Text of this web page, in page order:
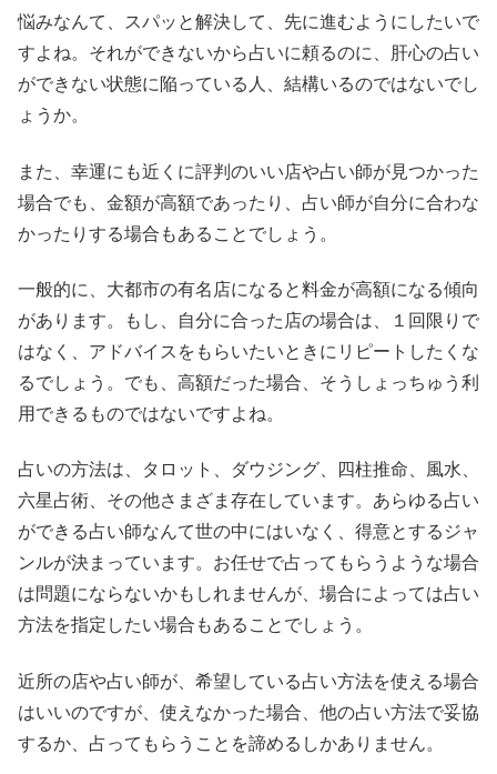
悩みなんて、スパッと解決して、先に進むようにしたいで
すよね。それができないから占いに頼るのに、肝心の占い
ができない状態に陥っている人、結構いるのではないでし
ょうか。
また、幸運にも近くに評判のいい店や占い師が見つかった
場合でも、金額が高額であったり、占い師が自分に合わな
かったりする場合もあることでしょう。
一般的に、大都市の有名店になると料金が高額になる傾向
があります。もし、自分に合った店の場合は、１回限りで
はなく、アドバイスをもらいたいときにリピートしたくな
るでしょう。でも、高額だった場合、そうしょっちゅう利
用できるものではないですよね。
占いの方法は、タロット、ダウジング、四柱推命、風水、
六星占術、その他さまざま存在しています。あらゆる占い
ができる占い師なんて世の中にはいなく、得意とするジャ
ンルが決まっています。お任せで占ってもらうような場合
は問題にならないかもしれませんが、場合によっては占い
方法を指定したい場合もあることでしょう。
近所の店や占い師が、希望している占い方法を使える場合
はいいのですが、使えなかった場合、他の占い方法で妥協
するか、占ってもらうことを諦めるしかありません。